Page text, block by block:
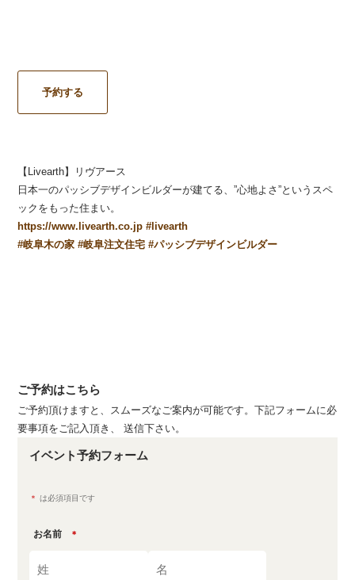
予約する
【Livearth】リヴアース
日本一のパッシブデザインビルダーが建てる、”心地よさ”というスペ
ックをもった住まい。
https://www.livearth.co.jp #livearth
#岐阜木の家 #岐阜注文住宅 #パッシブデザインビルダー
ご予約はこちら
ご予約頂けますと、スムーズなご案内が可能です。下記フォームに必
要事項をご記入頂き、 送信下さい。
イベント予約フォーム
＊ は必須項目です
お名前 ＊